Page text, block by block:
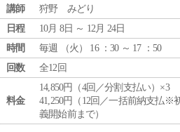
講師
狩野 みどり
日程
10月 8日 ～ 12月 24日
時間
毎週 （火 ） 16 ：30 ～ 17 ：50
回数
全12回
料金
14,850円（4回／分割支払い）×3
41,250円（12回／一括前納支払※
義開始前まで）